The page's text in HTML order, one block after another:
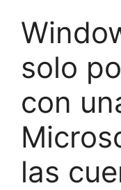
solo
con
las